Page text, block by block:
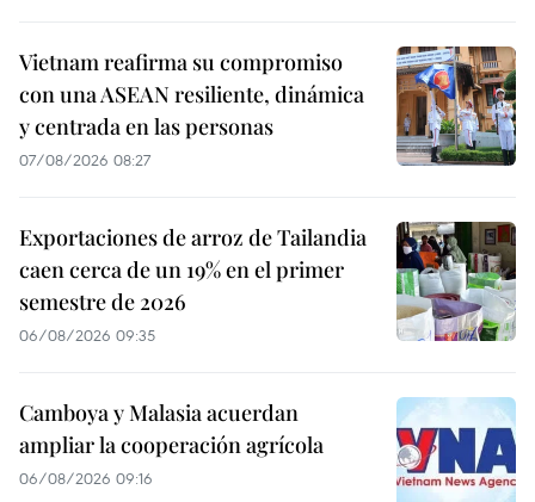
Vietnam reafirma su compromiso
con una ASEAN resiliente, dinámica
y centrada en las personas
07/08/2026 08:27
Exportaciones de arroz de Tailandia
caen cerca de un 19% en el primer
semestre de 2026
06/08/2026 09:35
Camboya y Malasia acuerdan
ampliar la cooperación agrícola
06/08/2026 09:16